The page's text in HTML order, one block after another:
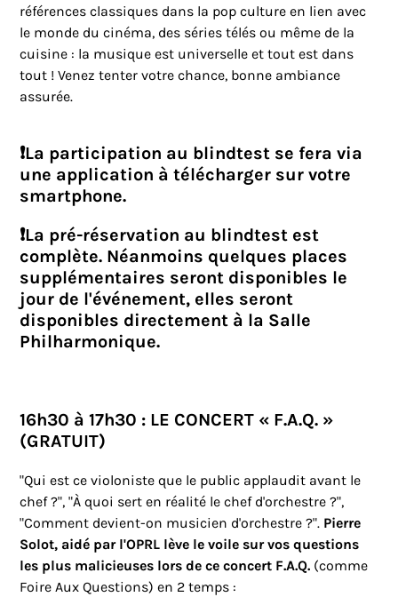
références classiques dans la pop culture en lien avec
le monde du cinéma, des séries télés ou même de la
cuisine : la musique est universelle et tout est dans
tout ! Venez tenter votre chance, bonne ambiance
assurée.
❗La participation au blindtest se fera via
une application à télécharger sur votre
smartphone.
❗La pré-réservation au blindtest est
complète. Néanmoins quelques places
supplémentaires seront disponibles le
jour de l'événement, elles seront
disponibles directement à la Salle
Philharmonique.
16h30 à 17h30 : LE CONCERT « F.A.Q. »
(GRATUIT)
"Qui est ce violoniste que le public applaudit avant le
chef ?", "À quoi sert en réalité le chef d'orchestre ?",
"Comment devient-on musicien d'orchestre ?". Pierre
Solot, aidé par l'OPRL lève le voile sur vos questions
les plus malicieuses lors de ce concert F.A.Q. (comme
Foire Aux Questions) en 2 temps :